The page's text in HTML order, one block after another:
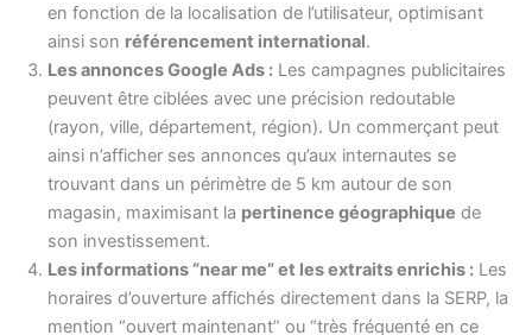
en fonction de la localisation de l’utilisateur, optimisant
ainsi son référencement international.
Les annonces Google Ads : Les campagnes publicitaires
peuvent être ciblées avec une précision redoutable
(rayon, ville, département, région). Un commerçant peut
ainsi n’afficher ses annonces qu’aux internautes se
trouvant dans un périmètre de 5 km autour de son
magasin, maximisant la pertinence géographique de
son investissement.
Les informations “near me” et les extraits enrichis : Les
horaires d’ouverture affichés directement dans la SERP, la
mention “ouvert maintenant” ou “très fréquenté en ce